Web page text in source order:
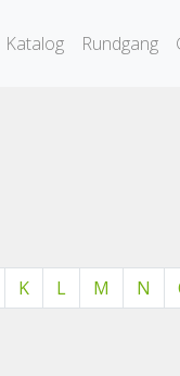
Katalog Rundgang
K L M N